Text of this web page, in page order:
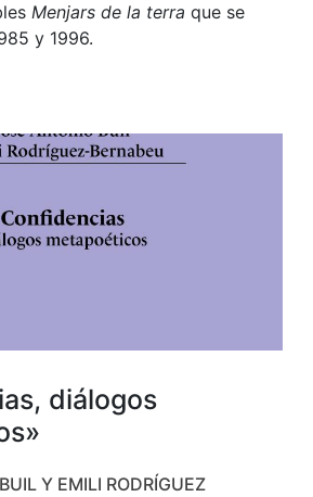
Menjars de la terra que se
y 1996.
diálogos
Y EMILI RODRÍGUEZ